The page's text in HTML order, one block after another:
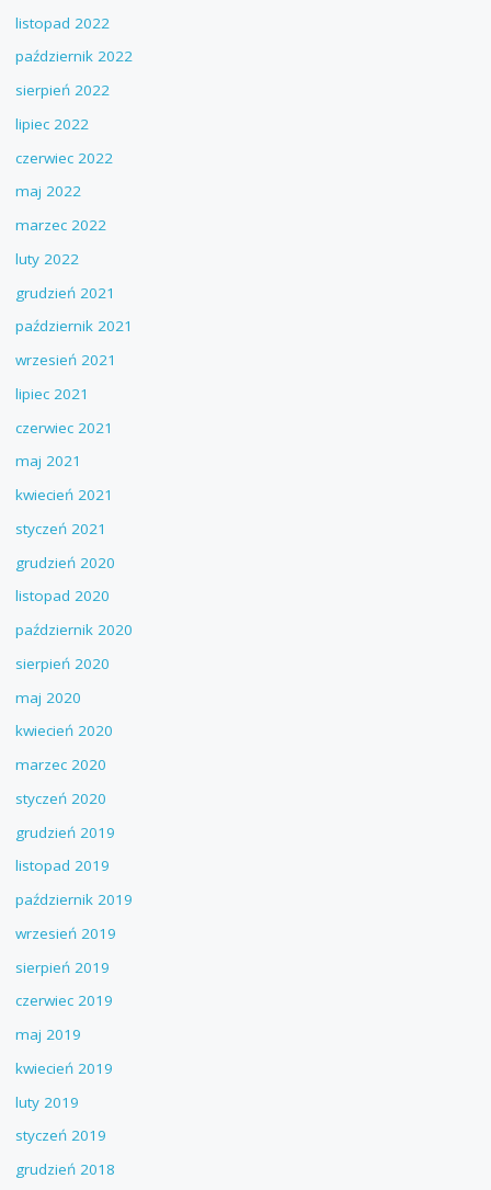
listopad 2022
październik 2022
sierpień 2022
lipiec 2022
czerwiec 2022
maj 2022
marzec 2022
luty 2022
grudzień 2021
październik 2021
wrzesień 2021
lipiec 2021
czerwiec 2021
maj 2021
kwiecień 2021
styczeń 2021
grudzień 2020
listopad 2020
październik 2020
sierpień 2020
maj 2020
kwiecień 2020
marzec 2020
styczeń 2020
grudzień 2019
listopad 2019
październik 2019
wrzesień 2019
sierpień 2019
czerwiec 2019
maj 2019
kwiecień 2019
luty 2019
styczeń 2019
grudzień 2018